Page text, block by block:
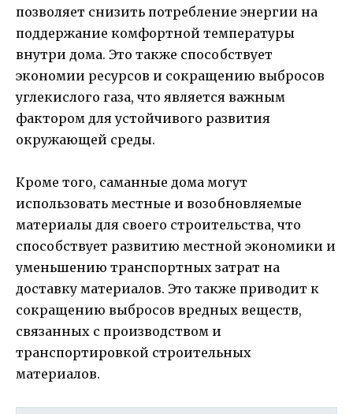
позволяет снизить потребление энергии на
поддержание комфортной температуры
внутри дома. Это также способствует
экономии ресурсов и сокращению выбросов
углекислого газа, что является важным
фактором для устойчивого развития
окружающей среды.
Кроме того, саманные дома могут
использовать местные и возобновляемые
материалы для своего строительства, что
способствует развитию местной экономики и
уменьшению транспортных затрат на
доставку материалов. Это также приводит к
сокращению выбросов вредных веществ,
связанных с производством и
транспортировкой строительных
материалов.